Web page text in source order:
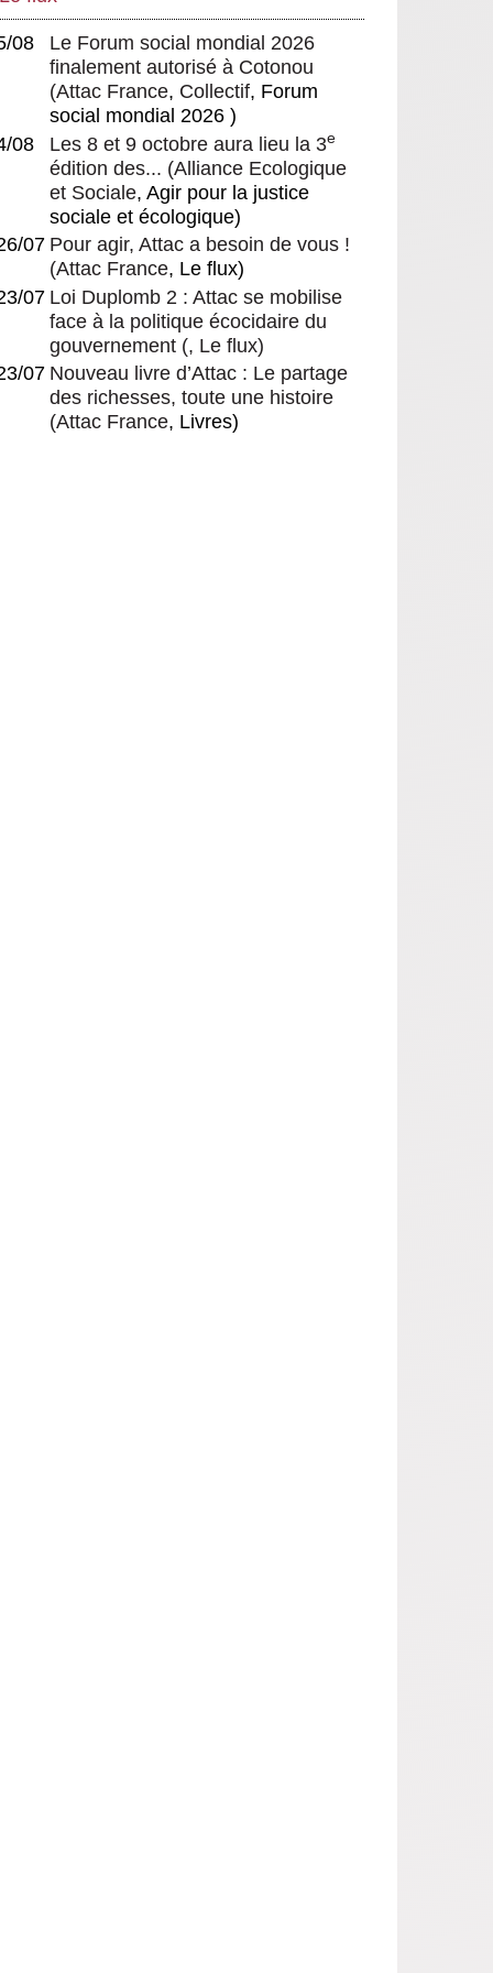
À propos de Les langues-
de développement
La domination de la cité-État
Un président peu légitime, sourd
et violent parle de démocratie
08
Le Forum social mondial 2026
finalement autorisé à Cotonou
(Attac France, Collectif, Forum
social mondial 2026 )
08
Les 8 et 9 octobre aura lieu la 3e
édition des... (Alliance Ecologique
et Sociale, Agir pour la justice
sociale et écologique)
07 Pour agir, Attac a besoin de vous !
(Attac France, Le flux)
07 Loi Duplomb 2 : Attac se mobilise
face à la politique écocidaire du
gouvernement (, Le flux)
07 Nouveau livre d’Attac : Le partage
des richesses, toute une histoire
(Attac France, Livres)